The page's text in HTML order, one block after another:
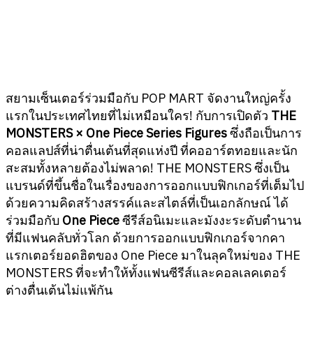
สยามเซ็นเตอร์ร่วมมือกับ POP MART จัดงานใหญ่ครั้ง
แรกในประเทศไทยที่ไม่เหมือนใคร! กับการเปิดตัว THE
MONSTERS × One Piece Series Figuresซึ่งถือเป็นการ
คอลแลปส์ที่น่าตื่นเต้นที่สุดแห่งปี ที่คออาร์ตทอยและนัก
สะสมทั้งหลายต้องไม่พลาด! THE MONSTERS ซึ่งเป็น
แบรนด์ที่ขึ้นชื่อในเรื่องของการออกแบบฟิกเกอร์ที่เต็มไป
ด้วยความคิดสร้างสรรค์และสไตล์ที่เป็นเอกลักษณ์ ได้
ร่วมมือกับ One Pieceซีรีส์อนิเมะและมังงะระดับตำนาน
ที่มีแฟนคลับทั่วโลก ด้วยการออกแบบฟิกเกอร์จากคา
แรกเตอร์ยอดฮิตของ One Piece มาในลุคใหม่ของ THE
MONSTERS ที่จะทำให้ทั้งแฟนซีรีส์และคอลเลคเตอร์
ต่างตื่นเต้นไม่แพ้กัน